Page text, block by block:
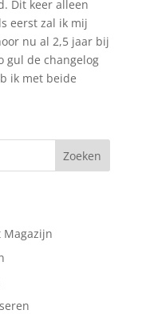
Dit keer alleen
eerst zal ik mij
nu al 2,5 jaar bij
gul de changelog
ik met beide
Zoeken
Magazijn